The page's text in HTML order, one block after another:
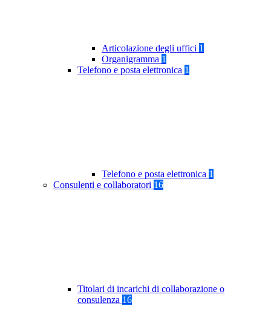
Articolazione degli uffici 1
Organigramma 1
Telefono e posta elettronica 1
Telefono e posta elettronica 1
Consulenti e collaboratori 16
Titolari di incarichi di collaborazione o
consulenza 16